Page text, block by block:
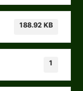
188.92 KB
1